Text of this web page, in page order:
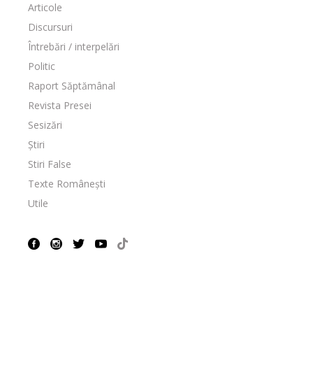
Articole
Discursuri
Întrebări / interpelări
Politic
Raport Săptămânal
Revista Presei
Sesizări
Știri
Stiri False
Texte Românești
Utile